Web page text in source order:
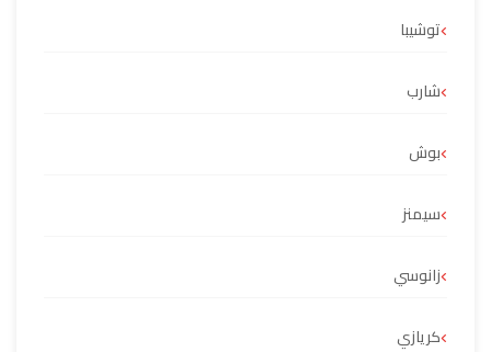
توشيبا
شارب
بوش
سيمنز
زانوسي
كريازي